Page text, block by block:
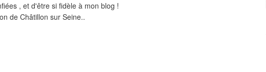
, et d'être si fidèle à mon blog !
de Châtillon sur Seine..